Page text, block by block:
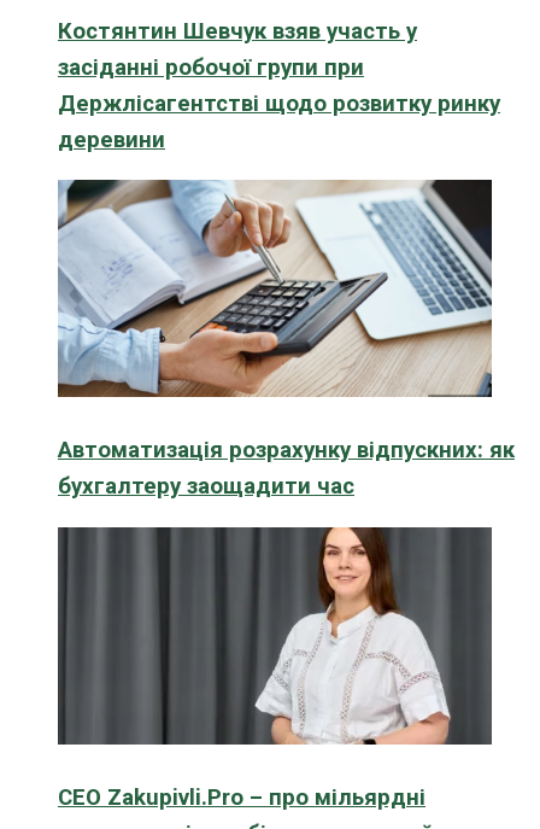
Костянтин Шевчук взяв участь у
засіданні робочої групи при
Держлісагентстві щодо розвитку ринку
деревини
Автоматизація розрахунку відпускних: як
бухгалтеру заощадити час
CEO Zakupivli.Pro – про мільярдні